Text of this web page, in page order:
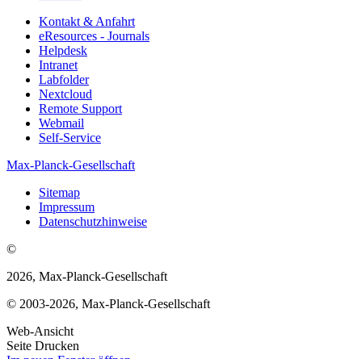
Kontakt & Anfahrt
eResources - Journals
Helpdesk
Intranet
Labfolder
Nextcloud
Remote Support
Webmail
Self-Service
Max-Planck-Gesellschaft
Sitemap
Impressum
Datenschutzhinweise
©
2026, Max-Planck-Gesellschaft
© 2003-2026, Max-Planck-Gesellschaft
Web-Ansicht
Seite Drucken